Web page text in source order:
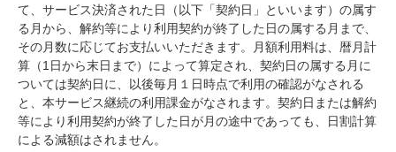
て、サービス決済された日（以下「契約日」といいます）の属す
る月から、解約等により利用契約が終了した日の属する月まで、
その月数に応じてお支払いいただきます。月額利用料は、暦月計
算（1日から末日まで）によって算定され、契約日の属する月に
ついては契約日に、以後毎月１日時点で利用の確認がなされる
と、本サービス継続の利用課金がなされます。契約日または解約
等により利用契約が終了した日が月の途中であっても、日割計算
による減額はされません。